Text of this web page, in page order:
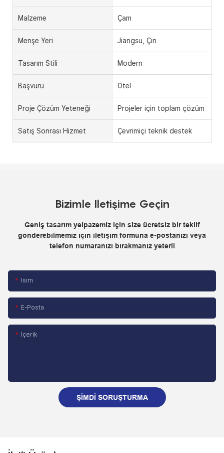
Malzeme Çam
Menşe Yeri Jiangsu, Çin
Tasarım Stili Modern
Başvuru Otel
Proje Çözüm Yeteneği Projeler için toplam çözüm
Satış Sonrası Hizmet Çevrimiçi teknik destek
Bizimle Iletişime Geçin
Geniş tasarım yelpazemiz için size ücretsiz bir teklif
gönderebilmemiz için iletişim formuna e-postanızı veya
telefon numaranızı bırakmanız yeterli
Isim
E-Posta
Içerik
ŞIMDI SORUŞTURMA